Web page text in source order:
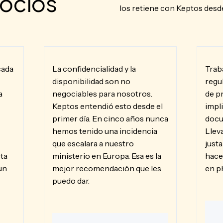
los retiene con Keptos
La confidencialidad y la
disponibilidad son no
negociables para nosotros.
Keptos entendió esto desde el
primer día. En cinco años nunca
hemos tenido una incidencia
que escalara a nuestro
ministerio en Europa. Esa es la
mejor recomendación que les
puedo dar.
de
en